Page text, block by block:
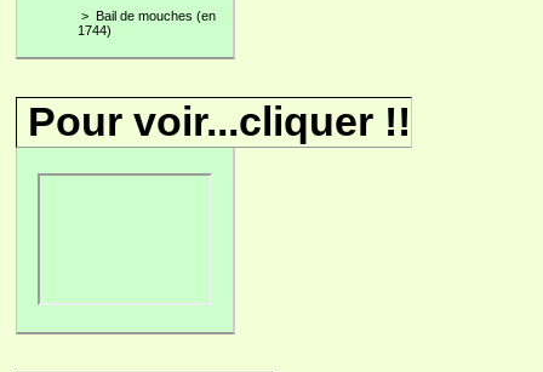
> Bail de mouches (en
1744)
Pour voir...cliquer !!